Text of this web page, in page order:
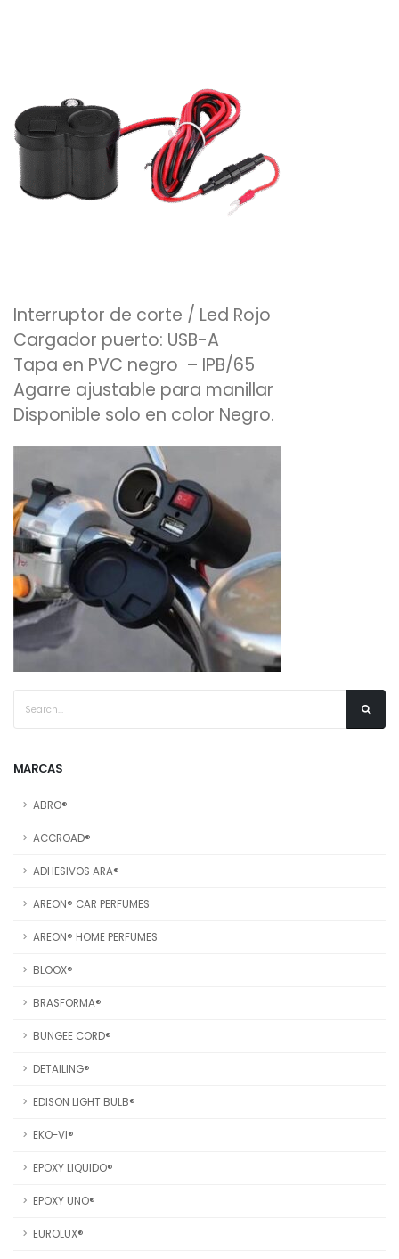
MARCAS
ABRO®
ACCROAD®
ADHESIVOS ARA®
AREON® CAR PERFUMES
AREON® HOME PERFUMES
BLOOX®
BRASFORMA®
BUNGEE CORD®
DETAILING®
EDISON LIGHT BULB®
EKO-VI®
EPOXY LIQUIDO®
EPOXY UNO®
EUROLUX®
Interruptor de corte / Led Rojo
Cargador puerto: USB-A
Tapa en PVC negro – IPB/65
Agarre ajustable para manillar
Disponible solo en color Negro.